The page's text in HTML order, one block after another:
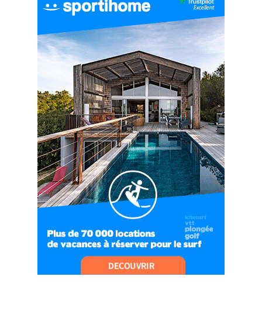
#EP6 VLOG : SKI & RANDONNÉE DANS LES
ALPES
#EP7 VLOG : DE LA RAQUETTE EN PLEIN MILIEU
DU BEAUFORTAIN
04:09
#Ep8 VLOG : DÉCOUVERTE DU VERCORS ET DU
BASSIN GRENOBLOIS !
09:04
#Ep9 VLOG : UN SPORTIHOME CHEZ
SPORTIHOME !
07:21
#Ep10 VLOG : UN SEJOUR SPORTIF PROCHE DE
PARIS !
07:37
#Ep11 VLOG : SÉJOUR AU BORD DE LA SAÔNE
ET AU LAC D’AIGUEBELETTE
05:55
#Ep12 VLOG : ANNECY, ENTRE LAC ET
06:26
UN SÉJOUR SPORT & NATURE
07:19